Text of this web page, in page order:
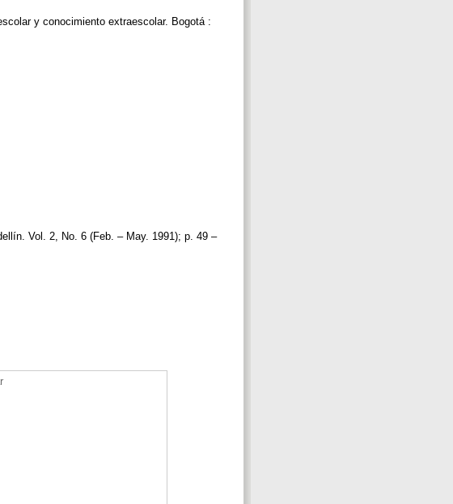
y conocimiento extraescolar. Bogotá :
Vol. 2, No. 6 (Feb. – May. 1991); p. 49 –